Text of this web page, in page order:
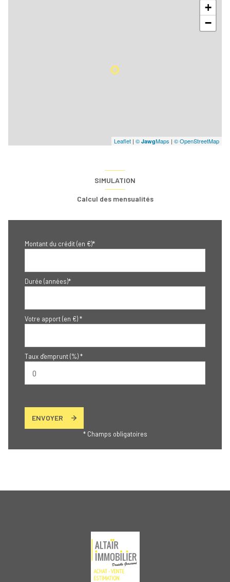
+
−
Leaflet | © JawgMaps | © OpenStreetMap
SIMULATION
Calcul des mensualités
Montant du crédit (en €)*
Durée (années)*
Votre apport (en €) *
Taux d'emprunt (%) *
ENVOYER
* Champs obligatoires